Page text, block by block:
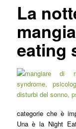
La
eating
categorie che è
Una è la Night